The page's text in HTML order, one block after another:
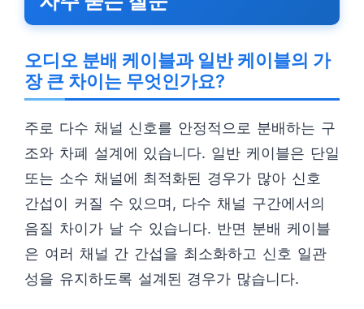
오디오 분배 케이블과 일반 케이블의 가
장 큰 차이는 무엇인가요?
주로 다수 채널 신호를 안정적으로 분배하는 구
조와 차폐 설계에 있습니다. 일반 케이블은 단일
또는 소수 채널에 최적화된 경우가 많아 신호
간섭이 커질 수 있으며, 다수 채널 구간에서의
음질 차이가 날 수 있습니다. 반면 분배 케이블
은 여러 채널 간 간섭을 최소화하고 신호 일관
성을 유지하도록 설계된 경우가 많습니다.